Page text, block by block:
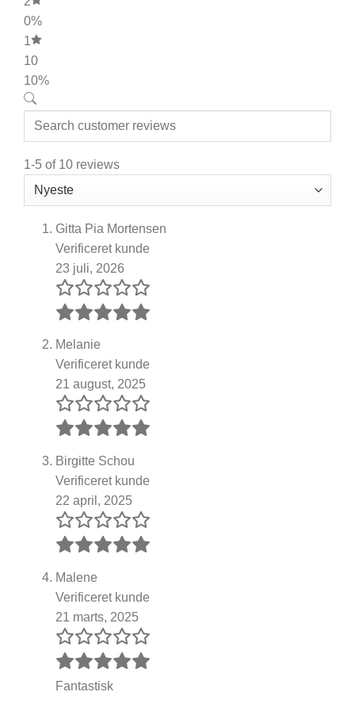
0%
1
10
10%
1-5 of 10 reviews
Gitta Pia Mortensen
Verificeret kunde
23 juli, 2026
Melanie
Verificeret kunde
21 august, 2025
Birgitte Schou
Verificeret kunde
22 april, 2025
Malene
Verificeret kunde
21 marts, 2025
Fantastisk